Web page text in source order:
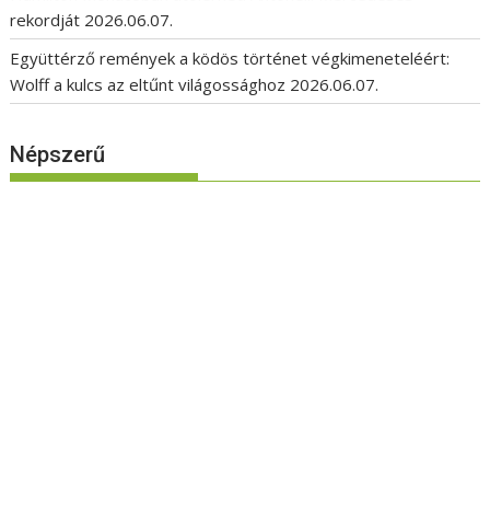
rekordját 2026.06.07.
Együttérző remények a ködös történet végkimeneteléért:
Wolff a kulcs az eltűnt világossághoz 2026.06.07.
Népszerű